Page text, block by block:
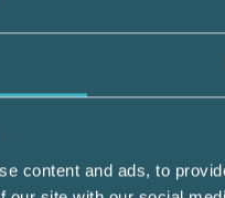
content and ads, to